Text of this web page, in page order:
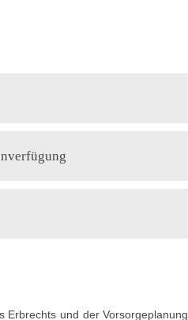
Erbrechts und der Vorsorgeplanung